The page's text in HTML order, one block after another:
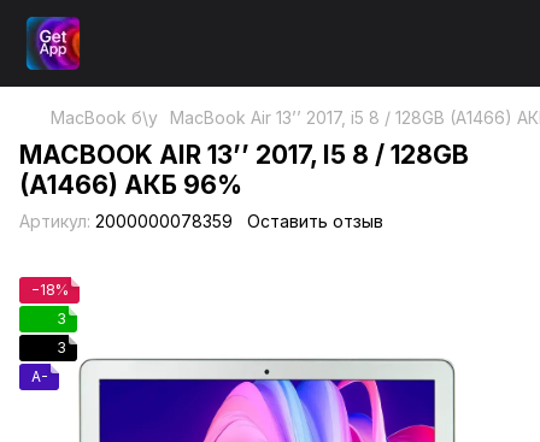
MacBook б\у MacBook Air 13’’ 2017, i5 8 / 128GB (A1466)
MACBOOK AIR 13’’ 2017, I5 8 / 128GB
(A1466) АКБ 96%
Артикул: 2000000078359 Оставить отзыв
−18%
3
3
A-